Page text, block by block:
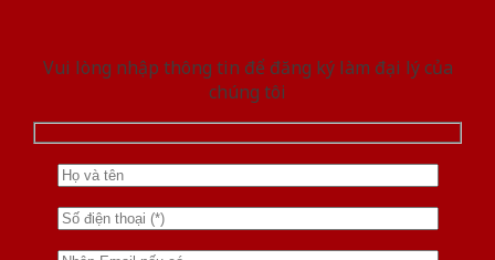
Vui lòng nhập thông tin để đăng ký làm đại lý của
chúng tôi